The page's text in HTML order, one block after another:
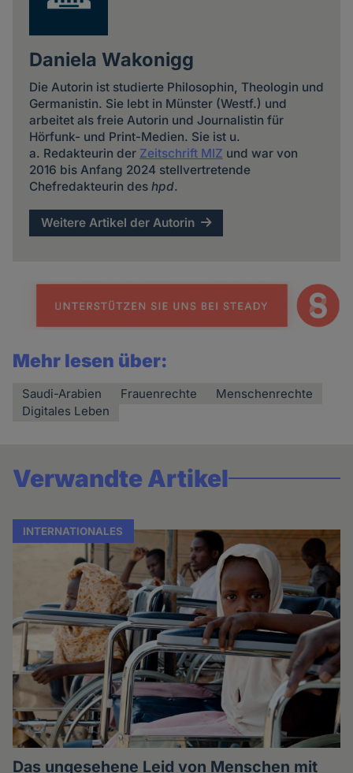
Daniela Wakonigg
Die Autorin ist studierte Philosophin, Theologin und
Germanistin. Sie lebt in Münster (Westf.) und
arbeitet als freie Autorin und Journalistin für
Hörfunk- und Print-Medien. Sie ist u.
a. Redakteurin der Zeitschrift MIZ und war von
2016 bis Anfang 2024 stellvertretende
Chefredakteurin des hpd.
Weitere Artikel der Autorin
Mehr lesen über:
Saudi-Arabien Frauenrechte
Menschenrechte
Digitales Leben
Verwandte Artikel
INTERNATIONALES
Das ungesehene Leid von Menschen mit